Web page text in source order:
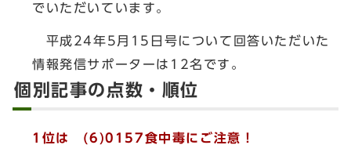
でいただいています。
平成24年5月15日号について回答いただいた
情報発信サポーターは12名です。
個別記事の点数・順位
1位は (6)0157食中毒にご注意！